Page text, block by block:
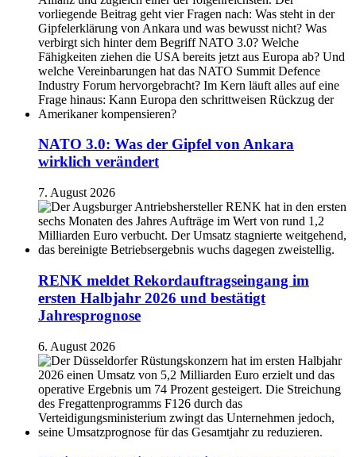
NATO 3.0: Was der Gipfel von Ankara
wirklich verändert
7. August 2026
RENK meldet Rekordauftragseingang im
ersten Halbjahr 2026 und bestätigt
Jahresprognose
6. August 2026